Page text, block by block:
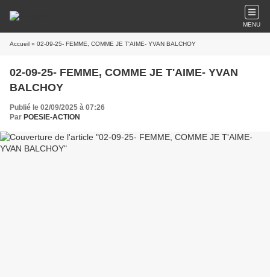
MENU
Accueil » 02-09-25- FEMME, COMME JE T'AIME- YVAN BALCHOY
02-09-25- FEMME, COMME JE T'AIME- YVAN
BALCHOY
Publié le 02/09/2025 à 07:26
Par POESIE-ACTION